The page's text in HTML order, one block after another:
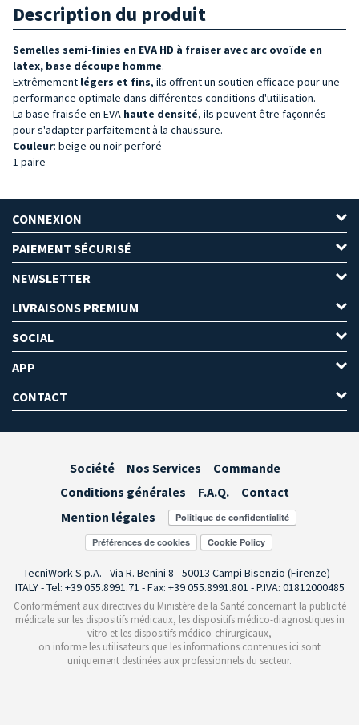
Description du produit
Semelles semi-finies en EVA HD à fraiser avec arc ovoïde en
latex, base découpe homme.
Extrêmement légers et fins, ils offrent un soutien efficace pour une
performance optimale dans différentes conditions d'utilisation.
La base fraisée en EVA haute densité, ils peuvent être façonnés
pour s'adapter parfaitement à la chaussure.
Couleur: beige ou noir perforé
1 paire
CONNEXION
PAIEMENT SÉCURISÉ
NEWSLETTER
LIVRAISONS PREMIUM
SOCIAL
APP
CONTACT
Société Nos Services
Commande
Conditions générales
F.A.Q.
Contact
Mention légales
Préférences de cookies
TecniWork S.p.A. - Via R. Benini 8 - 50013 Campi Bisenzio (Firenze) -
ITALY - Tel: +39 055.8991.71 - Fax: +39 055.8991.801 - P.IVA: 01812000485
Conformément aux directives du Ministère de la Santé concernant la publicité
médicale sur les dispositifs médicaux, les dispositifs médico-diagnostiques in
vitro et les dispositifs médico-chirurgicaux,
on informe les utilisateurs que les informations contenues ici sont
uniquement destinées aux professionnels du secteur.